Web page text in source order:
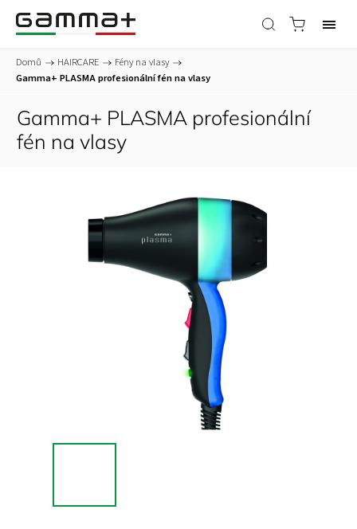
Domů / HAIRCARE / Fény na vlasy /
Gamma+ PLASMA profesionální fén na vlasy
Gamma+ PLASMA profesionální
fén na vlasy